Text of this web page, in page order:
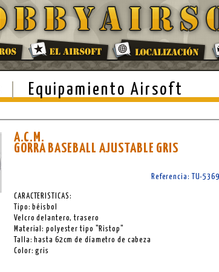
Equipamiento Airsoft
A.C.M.
GORRA BASEBALL AJUSTABLE GRIS
Referencia: TU-5369
CARACTERISTICAS:
Tipo: béisbol
Velcro delantero, trasero
Material: polyester tipo "Ristop"
Talla: hasta 62cm de díametro de cabeza
Color: gris